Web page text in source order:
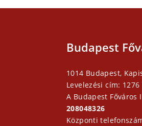
Budapest
1014 Budapest,
Levelezési cím:
A Budapest
208048326
Központi